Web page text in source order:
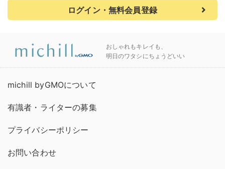
ログイン・無料会員登録
おしゃれもキレイも、
明日のワタシにちょうどいい
michill byGMOについて
有識者・ライターの募集
プライバシーポリシー
お問い合わせ